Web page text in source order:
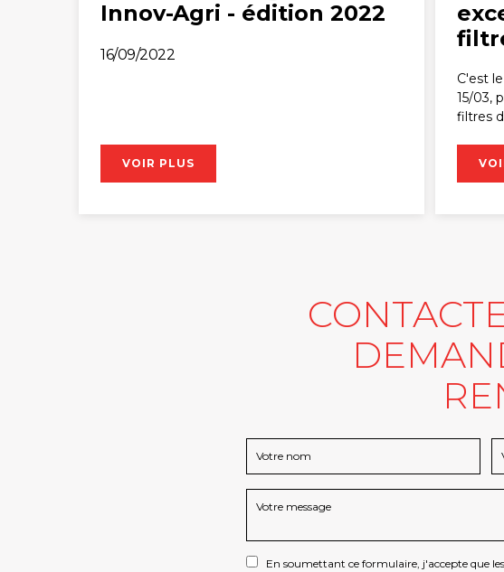
Innov-Agri - édition 2022
16/09/2022
VOIR PLUS
C'est
15/03,
filtres
En soumettant ce formulaire, j'accepte que